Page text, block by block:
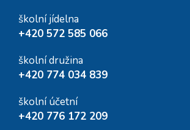
školní jídelna
+420 572 585 066
školní družina
+420 774 034 839
školní účetní
+420 776 172 209